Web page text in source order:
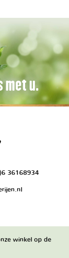
met u.
36168934
winkel op de